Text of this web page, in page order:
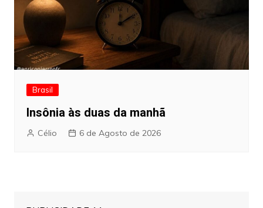
Brasil
Insônia às duas da manhã
Célio 6 de Agosto de 2026